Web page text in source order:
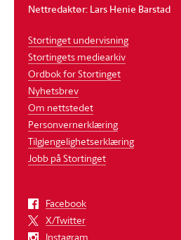
Nettredaktør: Lars Henie Barstad
Stortinget undervisning
Stortingets mediearkiv
Ordbok for Stortinget
Nyhetsbrev
Om nettstedet
Personvernerklæring
Tilgjengelighetserklæring
Jobb på Stortinget
Facebook
X/Twitter
Instagram